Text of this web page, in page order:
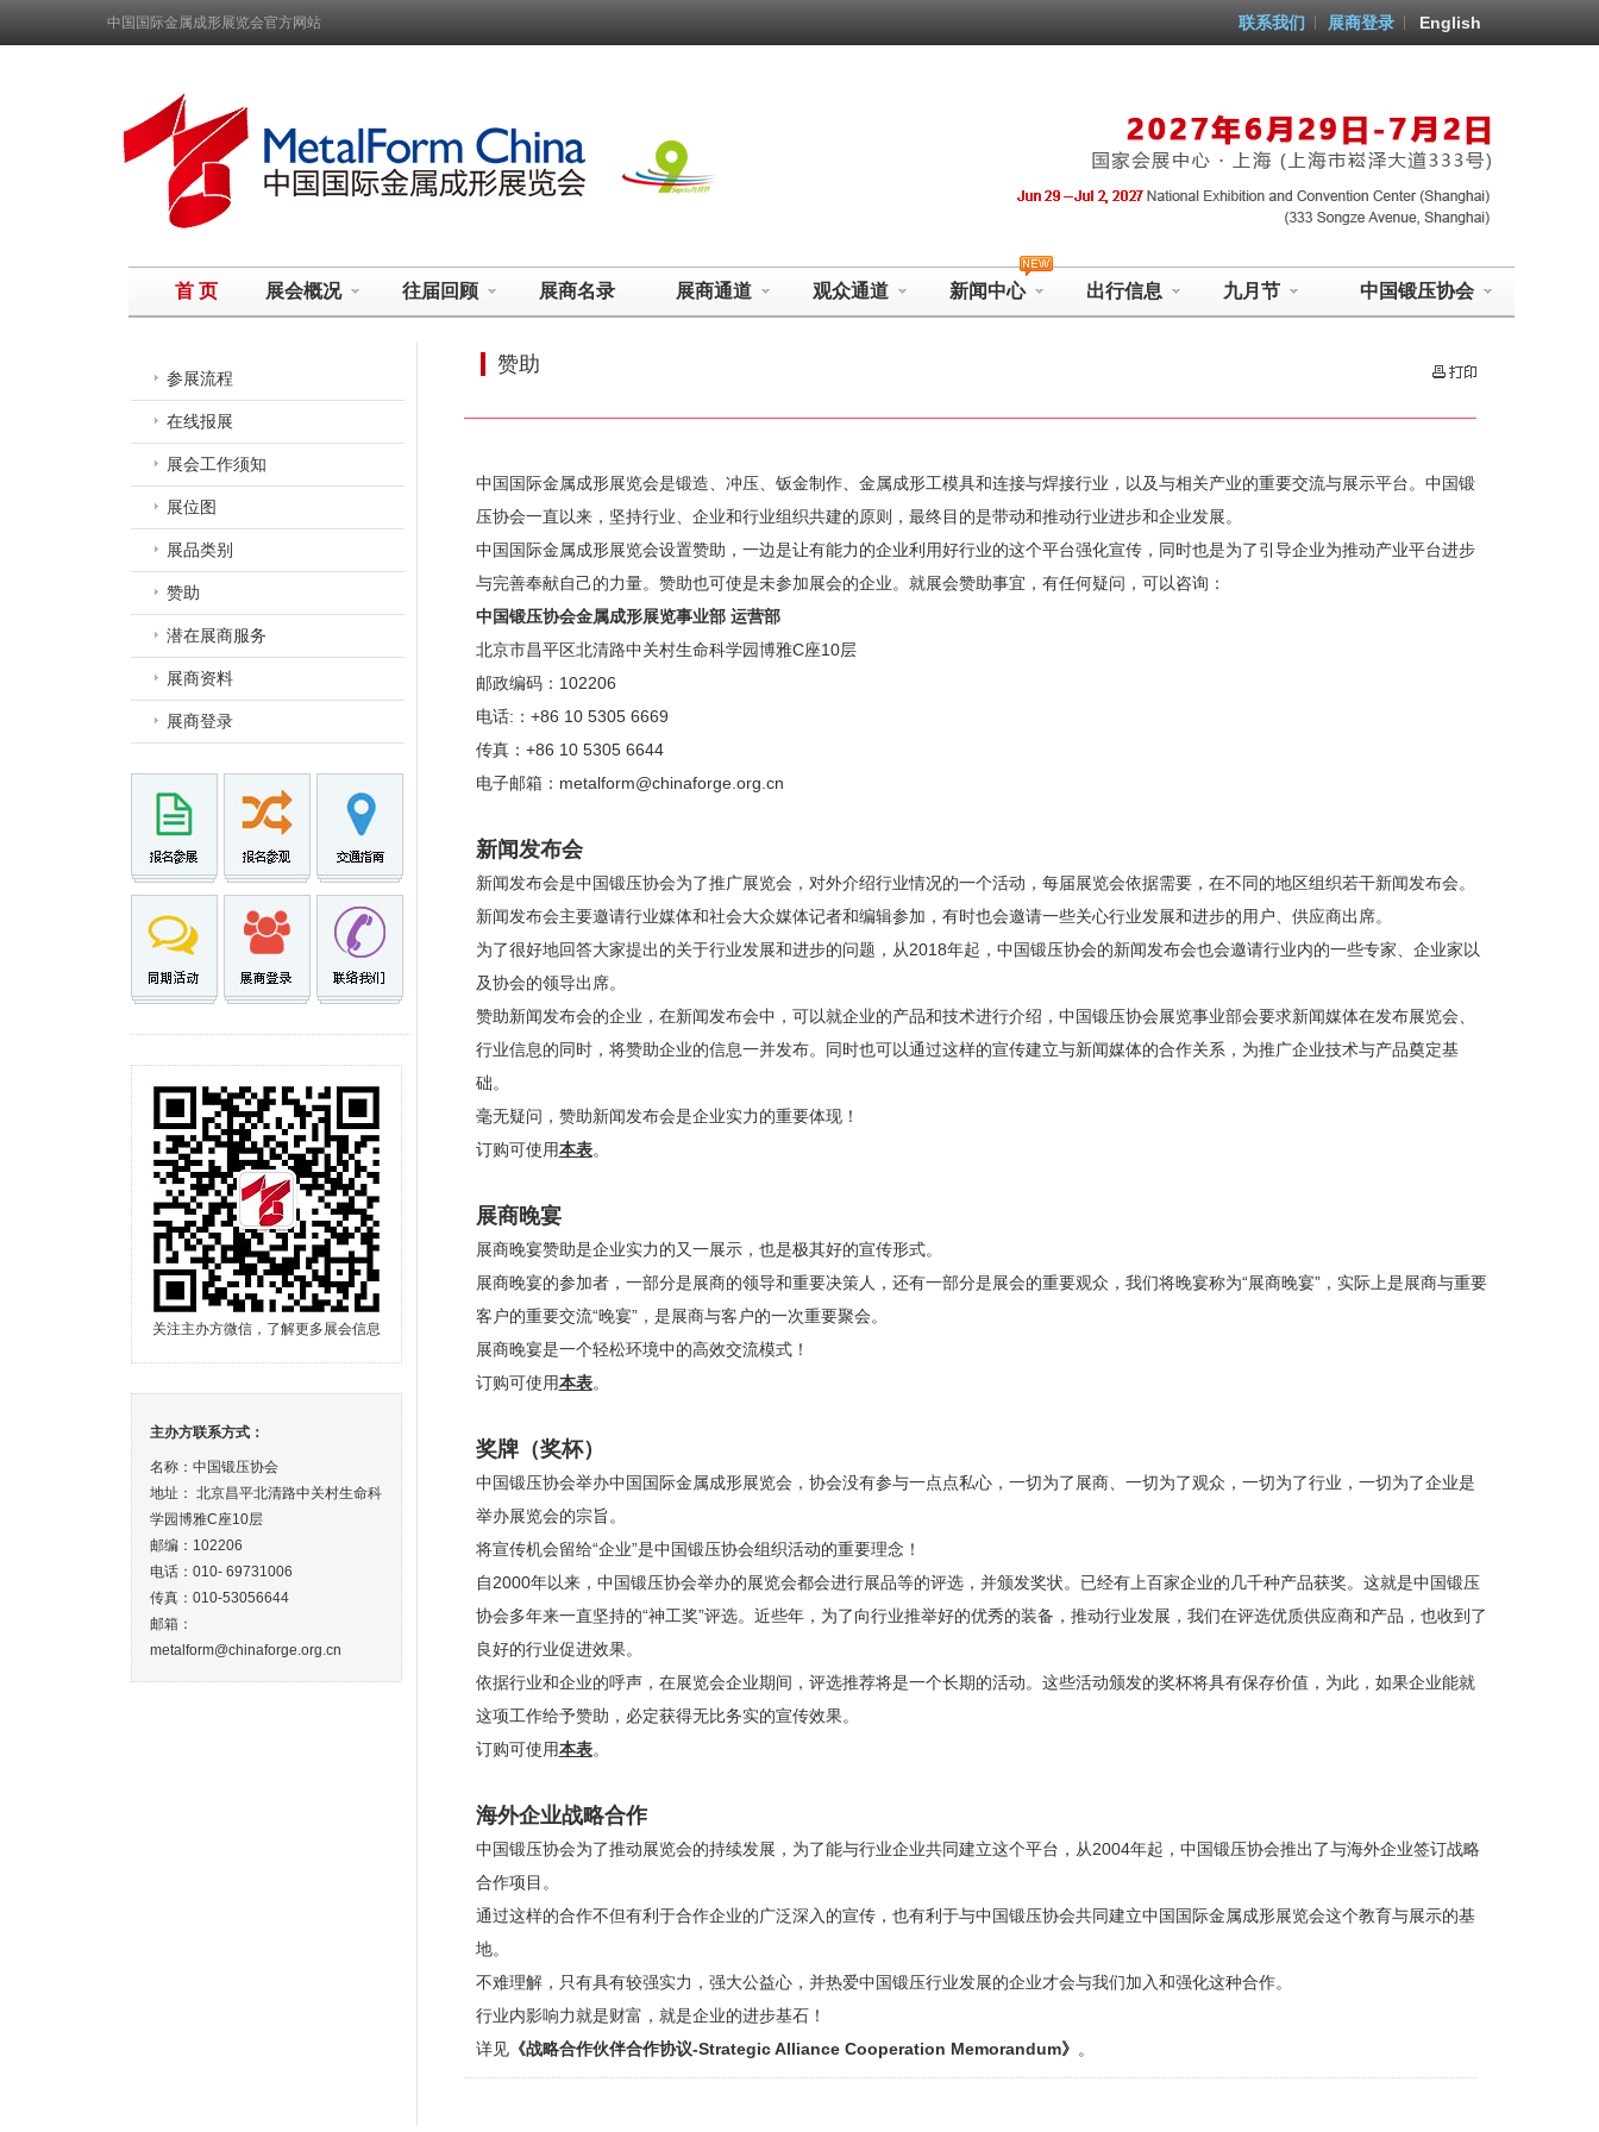
中国国际金属成形展览会官方网站 English
展商登录
联系我们
首 页 展会概况 往届回顾 展商名录 展商通道 观众通道 新闻中心 出行信息 九月节 中国锻压协会
参展流程
在线报展
展会工作须知
展位图
展品类别
赞助
潜在展商服务
展商资料
展商登录
关注主办方微信，了解更多展会信息
主办方联系方式：
名称：中国锻压协会
地址： 北京昌平北清路中关村生命科
学园博雅C座10层
邮编：102206
电话：010- 69731006
传真：010-53056644
邮箱：
metalform@chinaforge.org.cn
赞助
中国国际金属成形展览会是锻造、冲压、钣金制作、金属成形工模具和连接与焊接行业，以及与相关产业的重要交流与展示平台。中国锻
压协会一直以来，坚持行业、企业和行业组织共建的原则，最终目的是带动和推动行业进步和企业发展。
中国国际金属成形展览会设置赞助，一边是让有能力的企业利用好行业的这个平台强化宣传，同时也是为了引导企业为推动产业平台进步
与完善奉献自己的力量。赞助也可使是未参加展会的企业。就展会赞助事宜，有任何疑问，可以咨询：
中国锻压协会金属成形展览事业部 运营部
北京市昌平区北清路中关村生命科学园博雅C座10层
邮政编码：102206
电话:：+86 10 5305 6669
传真：+86 10 5305 6644
电子邮箱： metalform@chinaforge.org.cn
新闻发布会
新闻发布会是中国锻压协会为了推广展览会，对外介绍行业情况的一个活动，每届展览会依据需要，在不同的地区组织若干新闻发布会。
新闻发布会主要邀请行业媒体和社会大众媒体记者和编辑参加，有时也会邀请一些关心行业发展和进步的用户、供应商出席。
为了很好地回答大家提出的关于行业发展和进步的问题，从2018年起，中国锻压协会的新闻发布会也会邀请行业内的一些专家、企业家以
及协会的领导出席。
赞助新闻发布会的企业，在新闻发布会中，可以就企业的产品和技术进行介绍，中国锻压协会展览事业部会要求新闻媒体在发布展览会、
行业信息的同时，将赞助企业的信息一并发布。同时也可以通过这样的宣传建立与新闻媒体的合作关系，为推广企业技术与产品奠定基
础。
毫无疑问，赞助新闻发布会是企业实力的重要体现！
订购可使用本表。
展商晚宴
展商晚宴赞助是企业实力的又一展示，也是极其好的宣传形式。
展商晚宴的参加者，一部分是展商的领导和重要决策人，还有一部分是展会的重要观众，我们将晚宴称为“展商晚宴”，实际上是展商与重要
客户的重要交流“晚宴”，是展商与客户的一次重要聚会。
展商晚宴是一个轻松环境中的高效交流模式！
订购可使用本表。
奖牌（奖杯）
中国锻压协会举办中国国际金属成形展览会，协会没有参与一点点私心，一切为了展商、一切为了观众，一切为了行业，一切为了企业是
举办展览会的宗旨。
将宣传机会留给“企业”是中国锻压协会组织活动的重要理念！
自2000年以来，中国锻压协会举办的展览会都会进行展品等的评选，并颁发奖状。已经有上百家企业的几千种产品获奖。这就是中国锻压
协会多年来一直坚持的“神工奖”评选。近些年，为了向行业推举好的优秀的装备，推动行业发展，我们在评选优质供应商和产品，也收到了
良好的行业促进效果。
依据行业和企业的呼声，在展览会企业期间，评选推荐将是一个长期的活动。这些活动颁发的奖杯将具有保存价值，为此，如果企业能就
这项工作给予赞助，必定获得无比务实的宣传效果。
订购可使用本表。
海外企业战略合作
中国锻压协会为了推动展览会的持续发展，为了能与行业企业共同建立这个平台，从2004年起，中国锻压协会推出了与海外企业签订战略
合作项目。
通过这样的合作不但有利于合作企业的广泛深入的宣传，也有利于与中国锻压协会共同建立中国国际金属成形展览会这个教育与展示的基
地。
不难理解，只有具有较强实力，强大公益心，并热爱中国锻压行业发展的企业才会与我们加入和强化这种合作。
行业内影响力就是财富，就是企业的进步基石！
详见《战略合作伙伴合作协议-Strategic Alliance Cooperation Memorandum》 。